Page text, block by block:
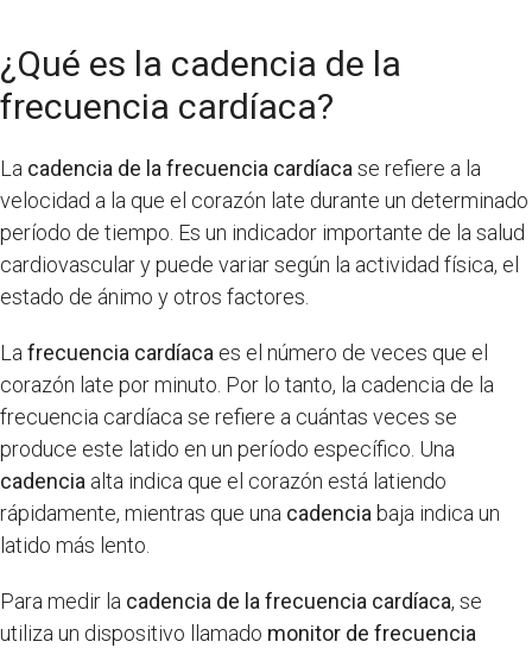
¿Qué es la cadencia de la
frecuencia cardíaca?
La cadencia de la frecuencia cardíaca se refiere a la
velocidad a la que el corazón late durante un determinado
período de tiempo. Es un indicador importante de la salud
cardiovascular y puede variar según la actividad física, el
estado de ánimo y otros factores.
La frecuencia cardíaca es el número de veces que el
corazón late por minuto. Por lo tanto, la cadencia de la
frecuencia cardíaca se refiere a cuántas veces se
produce este latido en un período específico. Una
cadencia alta indica que el corazón está latiendo
rápidamente, mientras que una cadencia baja indica un
latido más lento.
Para medir la cadencia de la frecuencia cardíaca, se
utiliza un dispositivo llamado monitor de frecuencia